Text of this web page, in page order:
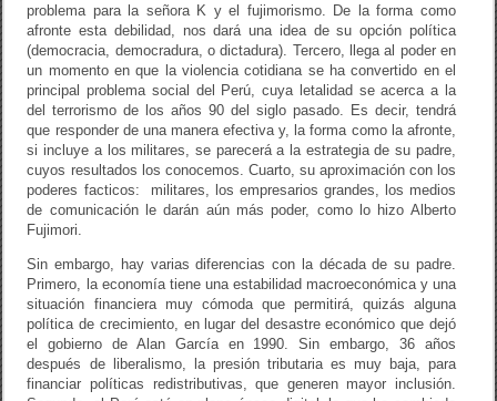
problema para la señora K y el fujimorismo. De la forma como
afronte esta debilidad, nos dará una idea de su opción política
(democracia, democradura, o dictadura). Tercero, llega al poder en
un momento en que la violencia cotidiana se ha convertido en el
principal problema social del Perú, cuya letalidad se acerca a la
del terrorismo de los años 90 del siglo pasado. Es decir, tendrá
que responder de una manera efectiva y, la forma como la afronte,
si incluye a los militares, se parecerá a la estrategia de su padre,
cuyos resultados los conocemos. Cuarto, su aproximación con los
poderes facticos: militares, los empresarios grandes, los medios
de comunicación le darán aún más poder, como lo hizo Alberto
Fujimori.
Sin embargo, hay varias diferencias con la década de su padre.
Primero, la economía tiene una estabilidad macroeconómica y una
situación financiera muy cómoda que permitirá, quizás alguna
política de crecimiento, en lugar del desastre económico que dejó
el gobierno de Alan García en 1990. Sin embargo, 36 años
después de liberalismo, la presión tributaria es muy baja, para
financiar políticas redistributivas, que generen mayor inclusión.